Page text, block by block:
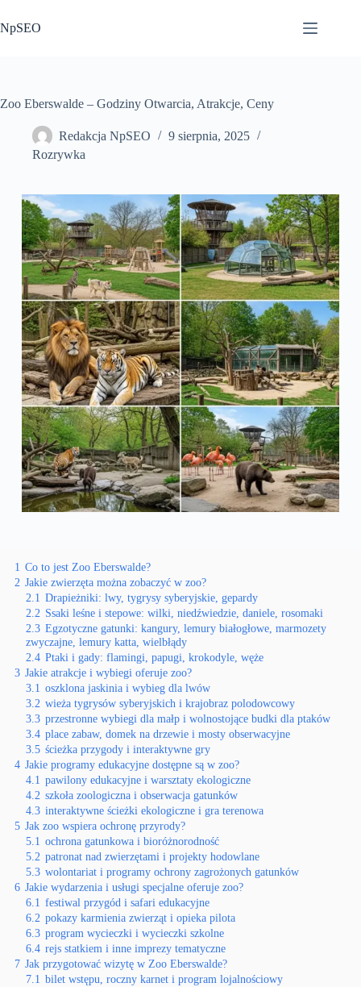
do
treści
NpSEO
Zoo Eberswalde – Godziny Otwarcia, Atrakcje, Ceny
Redakcja NpSEO
9 sierpnia, 2025
Rozrywka
1 Co to jest Zoo Eberswalde?
2 Jakie zwierzęta można zobaczyć w zoo?
2.1 Drapieżniki: lwy, tygrysy syberyjskie, gepardy
2.2 Ssaki leśne i stepowe: wilki, niedźwiedzie, daniele, rosomaki
2.3 Egzotyczne gatunki: kangury, lemury białogłowe, marmozety
zwyczajne, lemury katta, wielbłądy
2.4 Ptaki i gady: flamingi, papugi, krokodyle, węże
3 Jakie atrakcje i wybiegi oferuje zoo?
3.1 oszklona jaskinia i wybieg dla lwów
3.2 wieża tygrysów syberyjskich i krajobraz polodowcowy
3.3 przestronne wybiegi dla małp i wolnostojące budki dla ptaków
3.4 place zabaw, domek na drzewie i mosty obserwacyjne
3.5 ścieżka przygody i interaktywne gry
4 Jakie programy edukacyjne dostępne są w zoo?
4.1 pawilony edukacyjne i warsztaty ekologiczne
4.2 szkoła zoologiczna i obserwacja gatunków
4.3 interaktywne ścieżki ekologiczne i gra terenowa
5 Jak zoo wspiera ochronę przyrody?
5.1 ochrona gatunkowa i bioróżnorodność
5.2 patronat nad zwierzętami i projekty hodowlane
5.3 wolontariat i programy ochrony zagrożonych gatunków
6 Jakie wydarzenia i usługi specjalne oferuje zoo?
6.1 festiwal przygód i safari edukacyjne
6.2 pokazy karmienia zwierząt i opieka pilota
6.3 program wycieczki i wycieczki szkolne
6.4 rejs statkiem i inne imprezy tematyczne
7 Jak przygotować wizytę w Zoo Eberswalde?
7.1 bilet wstępu, roczny karnet i program lojalnościowy